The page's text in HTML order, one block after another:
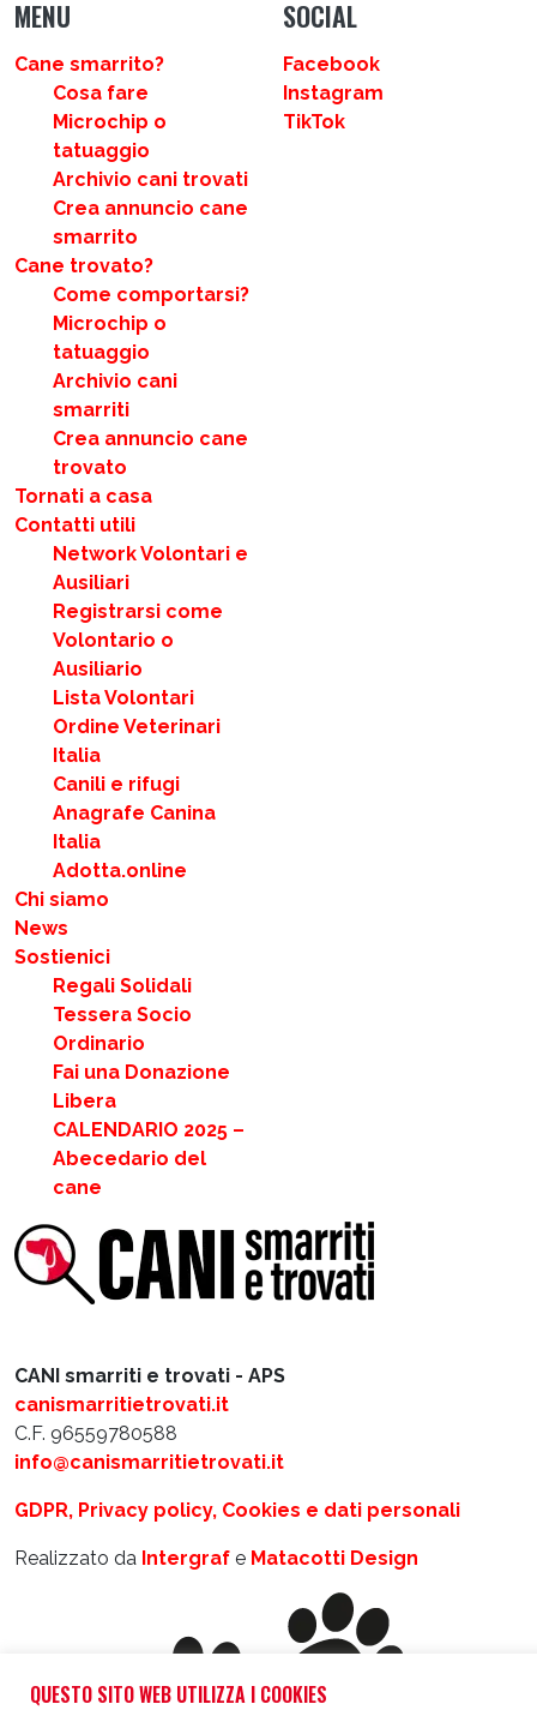
CANI smarriti e trovati - APS
canismarritietrovati.it
C.F. 96559780588
info@canismarritietrovati.it
GDPR, Privacy policy, Cookies e dati personali
Realizzato da Intergraf e Matacotti Design
MENU
Cane smarrito?
Cosa fare
Microchip o
tatuaggio
Archivio cani trovati
Crea annuncio cane
smarrito
Cane trovato?
Come comportarsi?
Microchip o
tatuaggio
Archivio cani
smarriti
Crea annuncio cane
trovato
Tornati a casa
Contatti utili
Network Volontari e
Ausiliari
Registrarsi come
Volontario o
Ausiliario
Lista Volontari
Ordine Veterinari
Italia
Canili e rifugi
Anagrafe Canina
Italia
Adotta.online
Chi siamo
News
Sostienici
Regali Solidali
Tessera Socio
Ordinario
Fai una Donazione
Libera
CALENDARIO 2025 –
Abecedario del
cane
SOCIAL
Facebook
Instagram
TikTok
QUESTO SITO WEB UTILIZZA I COOKIES